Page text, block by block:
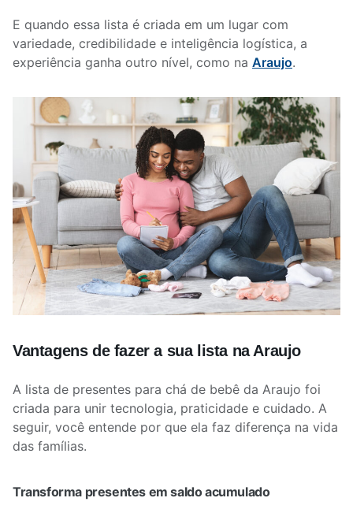
E quando essa lista é criada em um lugar com
variedade, credibilidade e inteligência logística, a
experiência ganha outro nível, como na Araujo.
Vantagens de fazer a sua lista na Araujo
A lista de presentes para chá de bebê da Araujo foi
criada para unir tecnologia, praticidade e cuidado. A
seguir, você entende por que ela faz diferença na vida
das famílias.
Transforma presentes em saldo acumulado